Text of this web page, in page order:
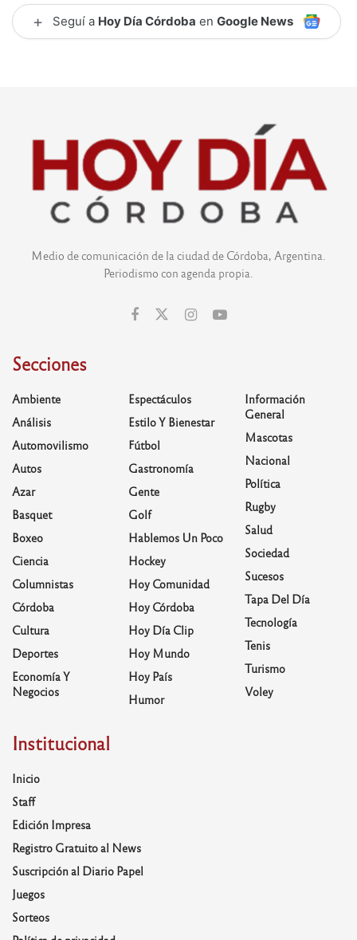
+ Seguí a Hoy Día Córdoba en Google News
Medio de comunicación de la ciudad de Córdoba, Argentina.
Periodismo con agenda propia.
Secciones
Ambiente
Análisis
Automovilismo
Autos
Azar
Basquet
Boxeo
Ciencia
Columnistas
Córdoba
Cultura
Deportes
Economía Y
Negocios
Espectáculos
Estilo Y Bienestar
Fútbol
Gastronomía
Gente
Golf
Hablemos Un Poco
Hockey
Hoy Comunidad
Hoy Córdoba
Hoy Día Clip
Hoy Mundo
Hoy País
Humor
Información
General
Mascotas
Nacional
Política
Rugby
Salud
Sociedad
Sucesos
Tapa Del Día
Tecnología
Tenis
Turismo
Voley
Institucional
Inicio
Staff
Edición Impresa
Registro Gratuito al News
Suscripción al Diario Papel
Juegos
Sorteos